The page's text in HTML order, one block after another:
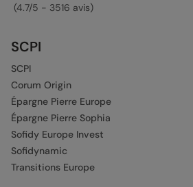
(4.7/5 - 3516 avis)
SCPI
SCPI
Corum Origin
Épargne Pierre Europe
Épargne Pierre Sophia
Sofidy Europe Invest
Sofidynamic
Transitions Europe